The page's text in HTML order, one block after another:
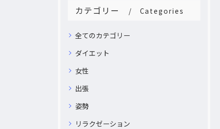
カテゴリー Categories
全てのカテゴリー
ダイエット
女性
出張
姿勢
リラクゼーション